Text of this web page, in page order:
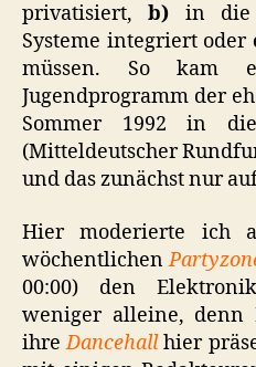
privatisiert,b) in die
Systeme integriert oder
müssen. So kam
Jugendprogramm der
Sommer 1992 in
(Mitteldeutscher
und das zunächst nur
Hier moderierte ich
wöchentlichen
00:00) den
weniger alleine, denn
ihre Dancehallhier